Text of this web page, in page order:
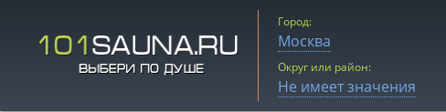
Город:
Москва
Округ или район:
Не имеет значения